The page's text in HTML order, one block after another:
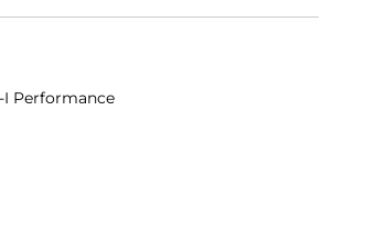
I Performance